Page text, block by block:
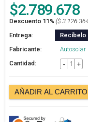
$2.789.678
Descuento 11% ($
Entrega:
Recíbelo
Fabricante:
Autosolar
Cantidad:
- +
AÑADIR AL CARRITO